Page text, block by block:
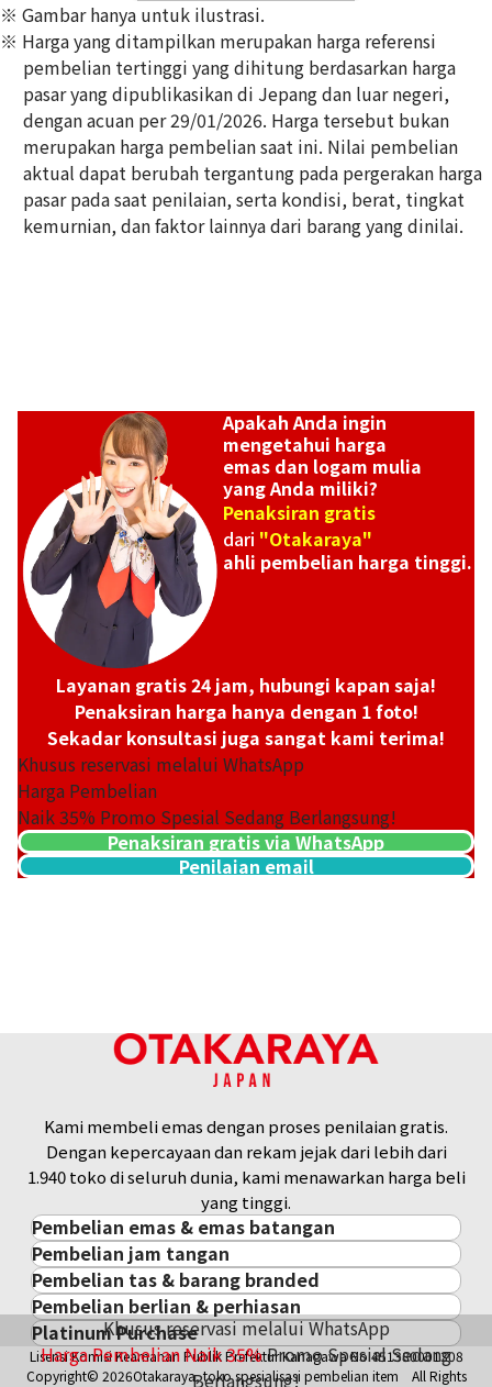
24K gold (K24) sake set
349,6g
Referensi Harga Buyback
Rp 1.033.384.738
※ Gambar hanya untuk ilustrasi.
※ Harga yang ditampilkan merupakan harga referensi
pembelian tertinggi yang dihitung berdasarkan harga
pasar yang dipublikasikan di Jepang dan luar negeri,
dengan acuan per 29/01/2026. Harga tersebut bukan
merupakan harga pembelian saat ini. Nilai pembelian
aktual dapat berubah tergantung pada pergerakan harga
pasar pada saat penilaian, serta kondisi, berat, tingkat
kemurnian, dan faktor lainnya dari barang yang dinilai.
Apakah Anda ingin
mengetahui harga
emas dan logam mulia
yang Anda miliki?
Penaksiran gratis
dari "Otakaraya"
ahli pembelian harga tinggi.
Layanan gratis 24 jam, hubungi kapan saja!
Penaksiran harga hanya dengan 1 foto!
Sekadar konsultasi juga sangat kami terima!
Khusus reservasi melalui WhatsApp
Harga Pembelian
Naik35% Promo Spesial Sedang Berlangsung!
Penaksiran gratis via WhatsApp
Penilaian email
Khusus reservasi melalui WhatsApp
Harga Pembelian Naik35%Promo Spesial Sedang
Berlangsung!
Kami membeli emas dengan proses penilaian gratis.
Dengan kepercayaan dan rekam jejak dari lebih dari
1.940 toko di seluruh dunia, kami menawarkan harga beli
yang tinggi.
Pembelian emas & emas batangan
Pembelian emas & emas batangan
Emas Batangan / Gold Bar
Koin Emas
Harga Pasar Emas / Kurs Emas
Aksesoris Emas
Pembelian jam tangan
Pembelian jam tangan
ROLEX
PATEK PHILIPPE
AUDEMARS PIGUET
Pembelian tas & barang branded
Pembelian tas & barang branded
Cartier
LOUIS VUITTON
Pembelian berlian & perhiasan
Pembelian berlian & perhiasan
Berlian
Platinum Purchase
Platinum
Lisensi Komisi Keamanan Publik Prefektur Kanagawa No.451380001308
Copyright© 2026Otakaraya, toko spesialisasi pembelian item All Rights